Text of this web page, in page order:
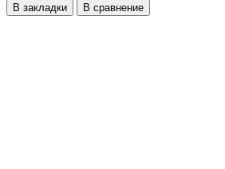
В закладки
В сравнение